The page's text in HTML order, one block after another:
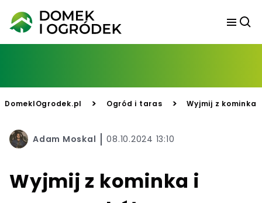
DomekIOgrodek.pl > Ogród i taras > Wyjmij z kominka
Adam Moskal 08.10.2024 13:10
Wyjmij z kominka i